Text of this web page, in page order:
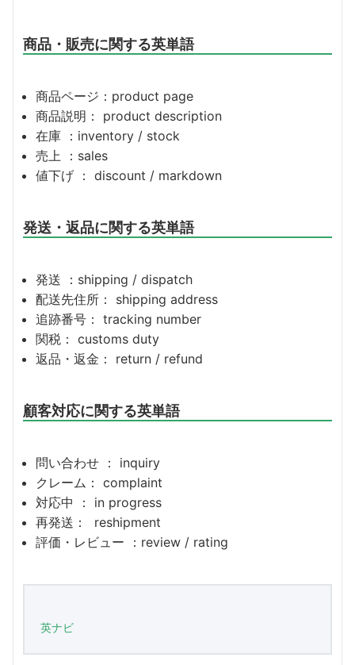
商品・販売に関する英単語
商品ページ：product page
商品説明： product description
在庫 ：inventory / stock
売上 ：sales
値下げ ： discount / markdown
発送・返品に関する英単語
発送 ：shipping / dispatch
配送先住所： shipping address
追跡番号： tracking number
関税： customs duty
返品・返金： return / refund
顧客対応に関する英単語
問い合わせ ： inquiry
クレーム： complaint
対応中 ： in progress
再発送： reshipment
評価・レビュー ：review / rating
英ナビ